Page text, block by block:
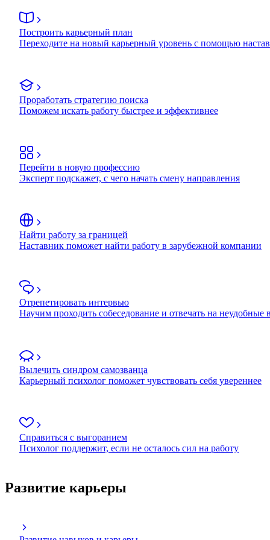
Построить карьерный план
Переходите на новый карьерный уровень с помощью
Проработать стратегию поиска
Поможем искать работу быстрее и эффективнее
Перейти в новую профессию
Эксперт подскажет, с чего начать смену направления
Найти работу за границей
Наставник поможет найти работу в зарубежной компании
Отрепетировать интервью
Научим проходить собеседование и отвечать на неудобные
Вылечить синдром самозванца
Карьерный психолог поможет чувствовать себя увереннее
Справиться с выгоранием
Психолог поддержит, если не осталось сил на работу
Развитие карьеры